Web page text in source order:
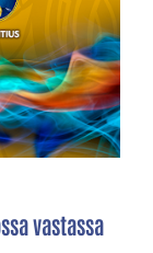
vastassa